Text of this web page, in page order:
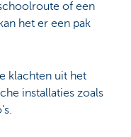
of een
het er een pak
klachten uit het
installaties zoals